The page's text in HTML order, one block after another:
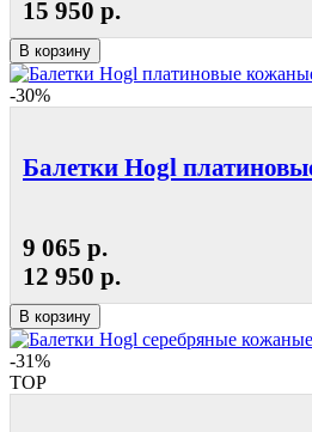
15 950 р.
В корзину
-30%
Балетки Hogl
9 065 р.
12 950 р.
В корзину
-31%
TOP